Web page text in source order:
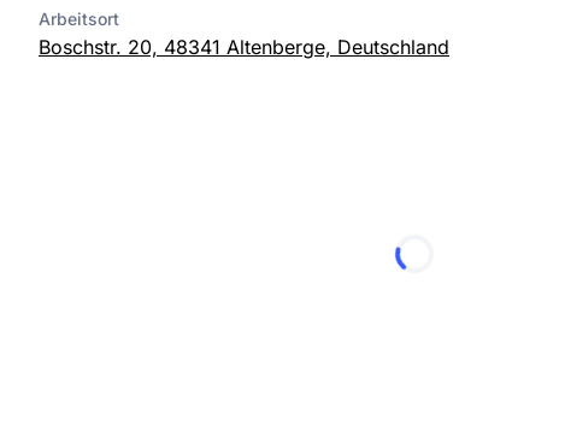
Arbeitsort
Boschstr. 20, 48341 Altenberge, Deutschland